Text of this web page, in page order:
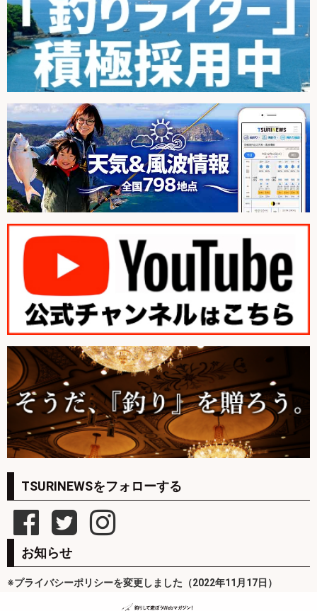
TSURINEWSをフォローする
お知らせ
※プライバシーポリシーを変更しました（2022年11月17日）